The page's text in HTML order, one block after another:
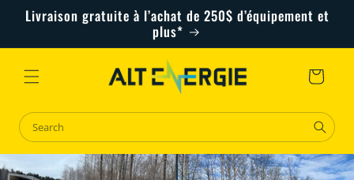
Skip to
content
Livraison gratuite à l’achat de 250$ d’équipement et
plus*
Cart